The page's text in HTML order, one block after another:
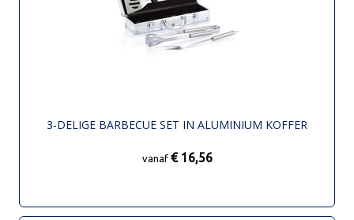
3-DELIGE BARBECUE SET IN ALUMINIUM KOFFER
vanaf € 16,56